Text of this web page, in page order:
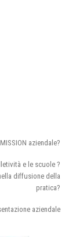
aziendale?
e le scuole ?
diffusione della
pratica?
aziendale